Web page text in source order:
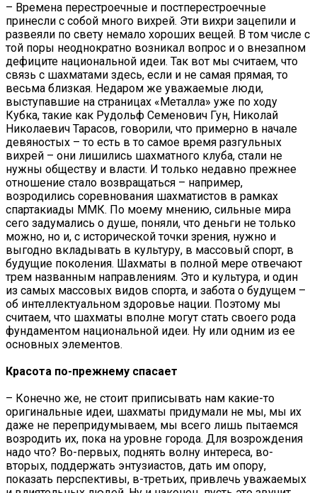
– Времена перестроечные и постперестроечные
принесли с собой много вихрей. Эти вихри зацепили и
развеяли по свету немало хороших вещей. В том числе с
той поры неоднократно возникал вопрос и о внезапном
дефиците национальной идеи. Так вот мы считаем, что
связь с шахматами здесь, если и не самая прямая, то
весьма близкая. Недаром же уважаемые люди,
выступавшие на страницах «Металла» уже по ходу
Кубка, такие как Рудольф Семенович Гун, Николай
Николаевич Тарасов, говорили, что примерно в начале
девяностых – то есть в то самое время разгульных
вихрей – они лишились шахматного клуба, стали не
нужны обществу и власти. И только недавно прежнее
отношение стало возвращаться – например,
возродились соревнования шахматистов в рамках
спартакиады ММК. По моему мнению, сильные мира
сего задумались о душе, поняли, что деньги не только
можно, но и, с исторической точки зрения, нужно и
выгодно вкладывать в культуру, в массовый спорт, в
будущие поколения. Шахматы в полной мере отвечают
трем названным направлениям. Это и культура, и один
из самых массовых видов спорта, и забота о будущем –
об интеллектуальном здоровье нации. Поэтому мы
считаем, что шахматы вполне могут стать своего рода
фундаментом национальной идеи. Ну или одним из ее
основных элементов.
Красота по-прежнему спасает
– Конечно же, не стоит приписывать нам какие-то
оригинальные идеи, шахматы придумали не мы, мы их
даже не перепридумываем, мы всего лишь пытаемся
возродить их, пока на уровне города. Для возрождения
надо что? Во-первых, поднять волну интереса, во-
вторых, поддержать энтузиастов, дать им опору,
показать перспективы, в-третьих, привлечь уважаемых